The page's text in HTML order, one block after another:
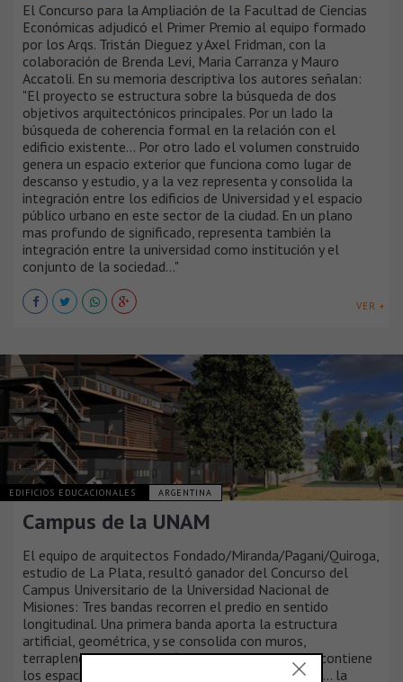
El Concurso para la Ampliación de la Facultad de Ciencias
Económicas adjudicó el Primer Premio al equipo formado
por los Arqs. Tristán Dieguez y Axel Fridman, con la
colaboración de Brenda Levi, Maria Carranza y Mauro
Accatoli. En su memoria descriptiva los autores señalan:
"El proyecto se estructura sobre la búsqueda de dos
objetivos arquitectónicos principales. Por un lado la
búsqueda de coherencia formal en la relación con el
edificio existente... Por otro lado el volumen construido
genera un espacio exterior que funciona como lugar de
descanso y estudio, y a la vez representa y consolida la
integración entre los edificios de Universidad y el espacio
público urbano en este sector de la ciudad. En un plano
mas profundo de significado, representa también la
integración entre la universidad como institución y el
conjunto de la sociedad..."
VER +
EDIFICIOS EDUCACIONALES ARGENTINA
Campus de la UNAM
El equipo de arquitectos Fondado/Miranda/Pagani/Quiroga,
estudio de La Plata, resultó ganador del Concurso del
Campus Universitario de la Universidad Nacional de
Misiones: Tres bandas recorren el predio en sentido
longitudinal. Una primera banda aporta la estructura
artificial, geométrica, y se consolida con muros,
terraplenes, rampas y edificios... una banda media contiene
los espacios de encuentro y movimiento peatonal... la